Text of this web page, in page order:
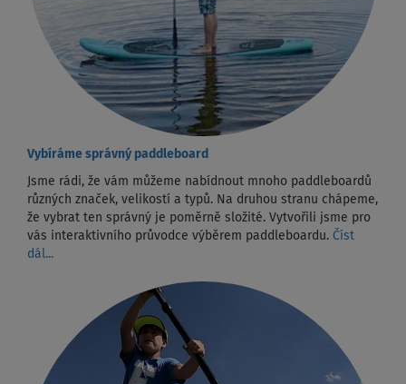
Vybíráme správný paddleboard
Jsme rádi, že vám můžeme nabídnout mnoho paddleboardů
různých značek, velikostí a typů. Na druhou stranu chápeme,
že vybrat ten správný je poměrně složité. Vytvořili jsme pro
vás interaktivního průvodce výběrem paddleboardu. Číst
dál...